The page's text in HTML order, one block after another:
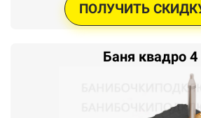
ПОЛУЧИТЬ
Баня квадро